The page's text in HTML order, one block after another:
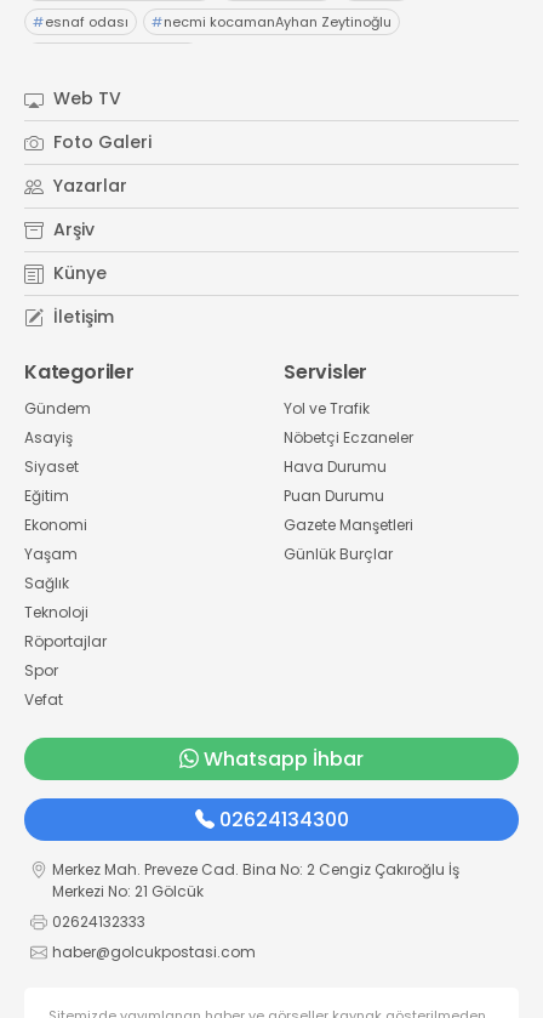
#esnaf odası #necmi kocamanAyhan Zeytinoğlu
Web TV
Foto Galeri
Yazarlar
Arşiv
Künye
İletişim
Kategoriler
Gündem
Asayiş
Siyaset
Eğitim
Ekonomi
Yaşam
Sağlık
Teknoloji
Röportajlar
Spor
Vefat
Servisler
Yol ve Trafik
Nöbetçi Eczaneler
Hava Durumu
Puan Durumu
Gazete Manşetleri
Günlük Burçlar
Whatsapp İhbar
02624134300
Merkez Mah. Preveze Cad. Bina No: 2 Cengiz Çakıroğlu İş
Merkezi No: 21 Gölcük
02624132333
haber@golcukpostasi.com